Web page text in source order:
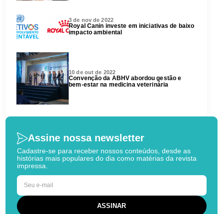
3 de nov de 2022
Royal Canin investe em iniciativas de baixo
impacto ambiental
10 de out de 2022
Convenção da ABHV abordou gestão e
bem-estar na medicina veterinária
Assine nossa newsletter
Cadastre-se para receber nossos conteúdos, desde as
histórias mais populares do dia como matérias da revista
impressa.